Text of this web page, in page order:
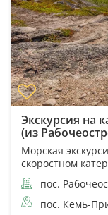
Экскурсия на
(из
Морская
скоростном
пос.
пос. Кемь-